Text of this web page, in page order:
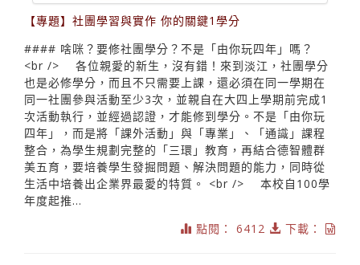
【專題】社團學習與實作 你的關鍵1學分
#### 啥咪？要修社團學分？不是「由你玩四年」嗎？
<br /> 各位親愛的新生，沒有錯！來到淡江，社團學分
也是必修學分，而且不只需要上課，還必須在同一學期在
同一社團參與活動至少3次，並親自在大四上學期前完成1
次活動執行，並經過認證，才能修到學分。不是「由你玩
四年」，而是將「課外活動」與「專業」、「通識」課程
整合，為學生規劃完整的「三環」教育，再結合德智體群
美五育，要培養學生發掘問題、解決問題的能力，同時從
生活中培養出企業界最愛的特質。 <br /> 本校自100學
年度起推...
點閱： 6412
下載：